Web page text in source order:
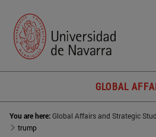
GLOBAL
You are here:Global Affairs and Strategic
trump